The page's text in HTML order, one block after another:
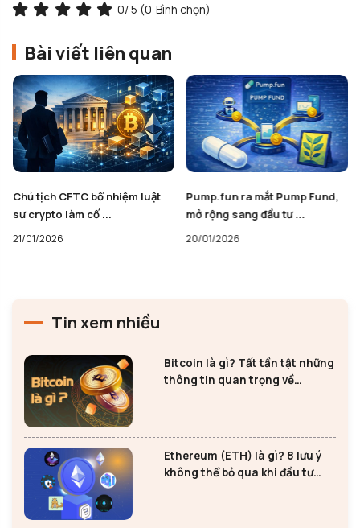
0/ 5 (0 Bình chọn)
Bài viết liên quan
Chủ tịch CFTC bổ nhiệm luật
sư crypto làm cố ...
21/01/2026
Pump.fun ra mắt Pump Fund,
mở rộng sang đầu tư ...
20/01/2026
Tin xem nhiều
Bitcoin là gì? Tất tần tật những
thông tin quan trọng về
Ethereum (ETH) là gì? 8 lưu ý
không thể bỏ qua khi đầu tư